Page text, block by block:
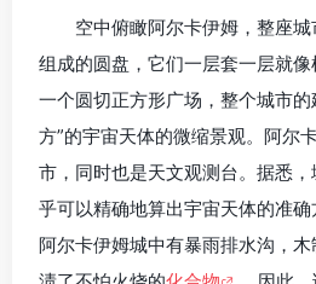
空中俯瞰阿尔卡伊姆，整座
组成的圆盘，它们一层套一层就
一个圆切正方形广场，整个城市
方”的宇宙天体的微缩景观。阿尔
市，同时也是天文观测台。据悉
乎可以精确地算出宇宙天体的准确
阿尔卡伊姆城中有暴雨排水沟，